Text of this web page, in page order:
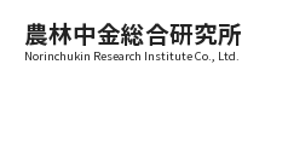
農林中金総合研究所
Norinchukin Research Institute Co., Ltd.